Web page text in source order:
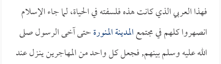
فهذا العربي الذي كانت هذه فلسفته في الحياة، لما جاء الإسلام
انصهروا كلهم في مجتمعالمدينة المنورةحتى آخى الرسول صلى
الله عليه وسلم بينهم, فجعل كل واحد من المهاجرين ينـزل عند